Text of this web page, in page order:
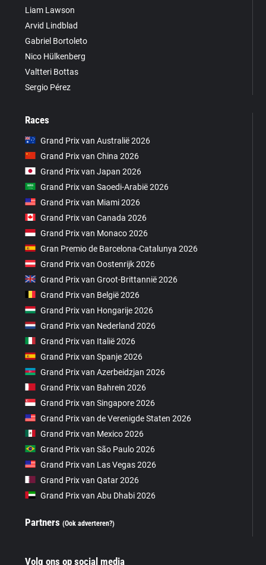
Liam Lawson
Arvid Lindblad
Gabriel Bortoleto
Nico Hülkenberg
Valtteri Bottas
Sergio Pérez
Races
Grand Prix van Australië 2026
Grand Prix van China 2026
Grand Prix van Japan 2026
Grand Prix van Saoedi-Arabië 2026
Grand Prix van Miami 2026
Grand Prix van Canada 2026
Grand Prix van Monaco 2026
Gran Premio de Barcelona-Catalunya 2026
Grand Prix van Oostenrijk 2026
Grand Prix van Groot-Brittannië 2026
Grand Prix van België 2026
Grand Prix van Hongarije 2026
Grand Prix van Nederland 2026
Grand Prix van Italië 2026
Grand Prix van Spanje 2026
Grand Prix van Azerbeidzjan 2026
Grand Prix van Bahrein 2026
Grand Prix van Singapore 2026
Grand Prix van de Verenigde Staten 2026
Grand Prix van Mexico 2026
Grand Prix van São Paulo 2026
Grand Prix van Las Vegas 2026
Grand Prix van Qatar 2026
Grand Prix van Abu Dhabi 2026
Partners(Ook adverteren?)
Volg ons op social media